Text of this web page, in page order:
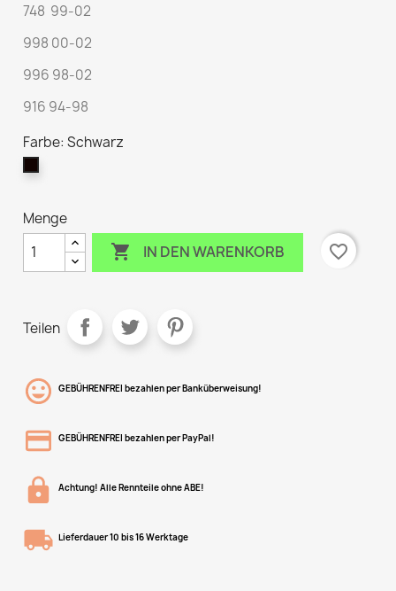
748 99-02
998 00-02
996 98-02
916 94-98
Farbe: Schwarz
Menge
 IN DEN WARENKORB favorite_border
Teilen
GEBÜHRENFREI bezahlen per Banküberweisung!
GEBÜHRENFREI bezahlen per PayPal!
Achtung! Alle Rennteile ohne ABE!
Lieferdauer 10 bis 16 Werktage